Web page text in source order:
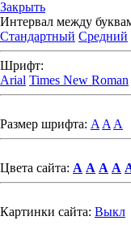
Закрыть
Интервал между
Стандартный Средний
Шрифт:
Arial Times New Roman
Размер шрифта: A A A
Цвета сайта: A A A A
Картинки сайта: Выкл